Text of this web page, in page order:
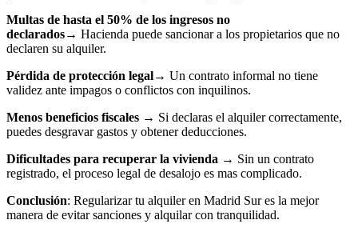
Multas de hasta el 50% de los ingresos no
declarados→ Hacienda puede sancionar a los propietarios que no
declaren su alquiler.
Pérdida de protección legal→ Un contrato informal no tiene
validez ante impagos o conflictos con inquilinos.
Menos beneficios fiscales → Si declaras el alquiler correctamente,
puedes desgravar gastos y obtener deducciones.
Dificultades para recuperar la vivienda → Sin un contrato
registrado, el proceso legal de desalojo es mas complicado.
Conclusión: Regularizar tu alquiler en Madrid Sur es la mejor
manera de evitar sanciones y alquilar con tranquilidad.